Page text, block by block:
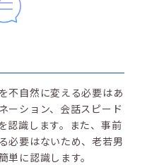
不自然に変える必要はあ
ーション、会話スピード
認識します。また、事前
必要はないため、老若男
に認識します。